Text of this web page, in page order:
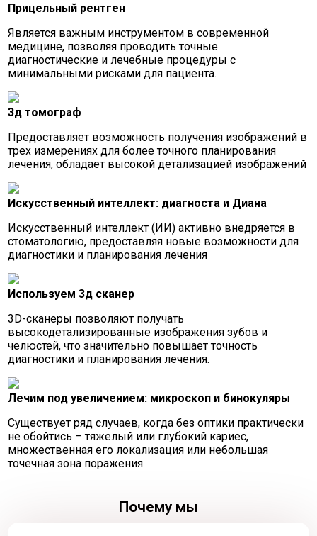
Прицельный рентген
Является важным инструментом в современной
медицине, позволяя проводить точные
диагностические и лечебные процедуры с
минимальными рисками для пациента.
3д томограф
Предоставляет возможность получения изображений в
трех измерениях для более точного планирования
лечения, обладает высокой детализацией изображений
Искусственный интеллект: диагноста и Диана
Искусственный интеллект (ИИ) активно внедряется в
стоматологию, предоставляя новые возможности для
диагностики и планирования лечения
Используем 3д сканер
3D-сканеры позволяют получать
высокодетализированные изображения зубов и
челюстей, что значительно повышает точность
диагностики и планирования лечения.
Лечим под увеличением: микроскоп и бинокуляры
Существует ряд случаев, когда без оптики практически
не обойтись – тяжелый или глубокий кариес,
множественная его локализация или небольшая
точечная зона поражения
Почему мы